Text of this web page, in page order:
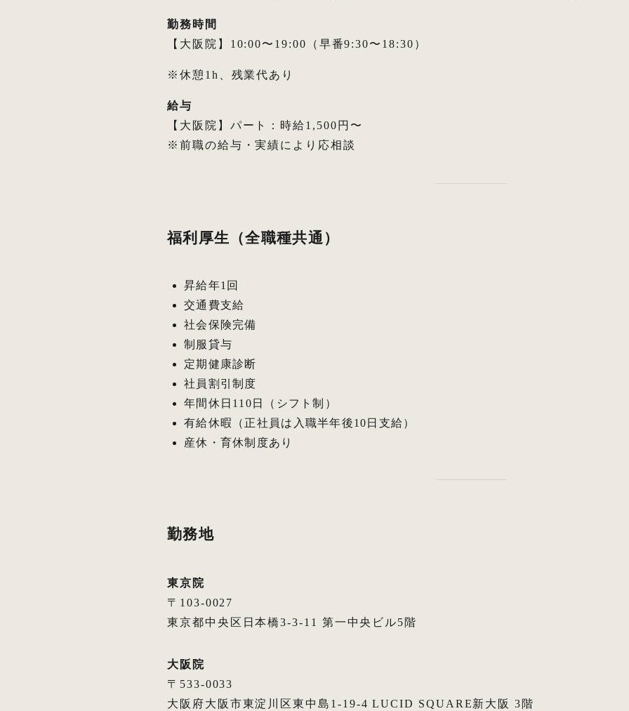
勤務時間
【大阪院】10:00〜19:00（早番9:30〜18:30）
※休憩1h、残業代あり
給与
【大阪院】パート：時給1,500円〜
※前職の給与・実績により応相談
福利厚生（全職種共通）
昇給年1回
交通費支給
社会保険完備
制服貸与
定期健康診断
社員割引制度
年間休日110日（シフト制）
有給休暇（正社員は入職半年後10日支給）
産休・育休制度あり
勤務地
東京院
〒103-0027
東京都中央区日本橋3-3-11 第一中央ビル5階
大阪院
〒533-0033
大阪府大阪市東淀川区東中島1-19-4 LUCID SQUARE新大阪 3階